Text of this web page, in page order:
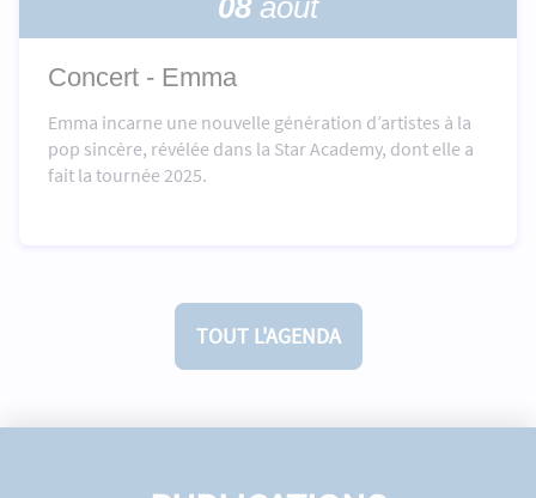
Concert - Emma
Emma incarne une nouvelle génération d’artistes à la
pop sincère, révélée dans la Star Academy, dont elle a
fait la tournée 2025.
TOUT L'AGENDA